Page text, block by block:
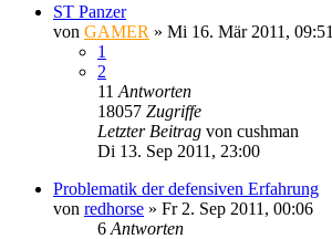
ST Panzer
von GAMER » Mi 16. Mär 2011, 09:51
1
2
11 Antworten
18057 Zugriffe
Letzter Beitrag von cushman
Di 13. Sep 2011, 23:00
Problematik der defensiven Erfahrung
von redhorse » Fr 2. Sep 2011, 00:06
6 Antworten